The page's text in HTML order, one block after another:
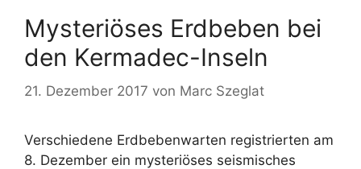
Mysteriöses Erdbeben bei
den Kermadec-Inseln
21. Dezember 2017 von Marc Szeglat
Verschiedene Erdbebenwarten registrierten am
8. Dezember ein mysteriöses seismisches